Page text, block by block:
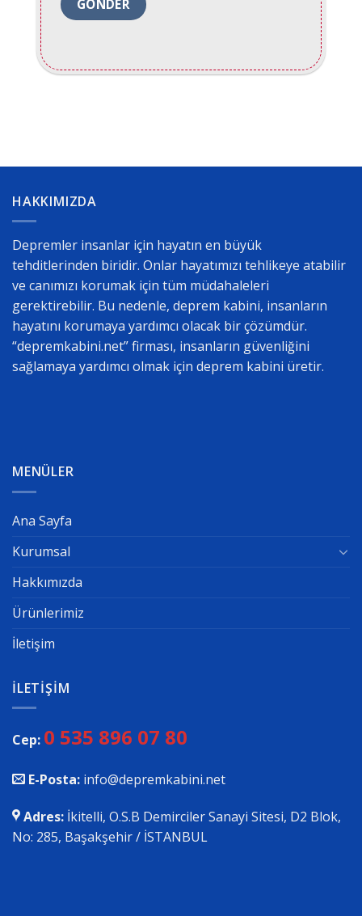
HAKKIMIZDA
Depremler insanlar için hayatın en büyük
tehditlerinden biridir. Onlar hayatımızı tehlikeye atabilir
ve canımızı korumak için tüm müdahaleleri
gerektirebilir. Bu nedenle, deprem kabini, insanların
hayatını korumaya yardımcı olacak bir çözümdür.
“depremkabini.net” firması, insanların güvenliğini
sağlamaya yardımcı olmak için deprem kabini üretir.
MENÜLER
Ana Sayfa
Kurumsal
Hakkımızda
Ürünlerimiz
İletişim
İLETIŞIM
Cep: 0 535 896 07 80
E-Posta: info@depremkabini.net
Adres: İkitelli, O.S.B Demirciler Sanayi Sitesi, D2 Blok,
No: 285, Başakşehir / İSTANBUL